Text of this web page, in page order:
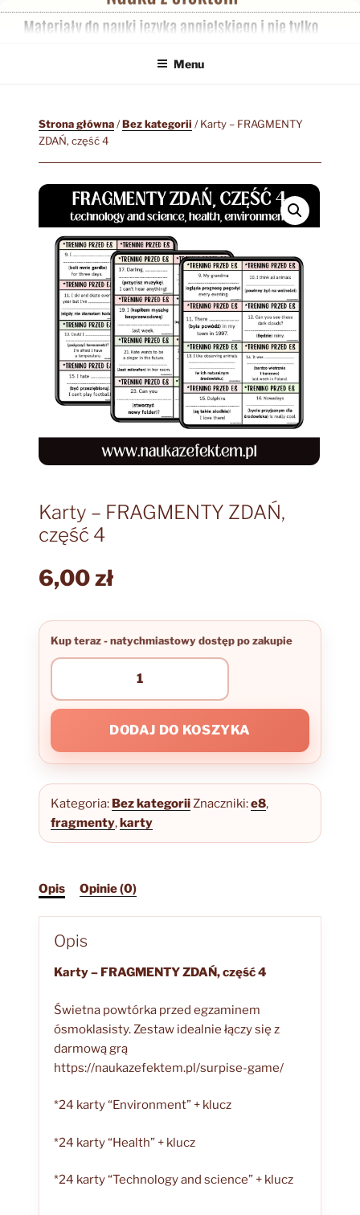
Przejdź
Menu
Strona główna/Bez kategorii / Karty – FRAGMENTY
ZDAŃ, część 4
Karty – FRAGMENTY ZDAŃ,
część 4
6,00zł
ilość
–
FRAGMENTY
ZDAŃ,
część
4
DODAJ DO KOSZYKA
Kategoria: Bez kategoriiZnaczniki:e8,
fragmenty,karty
Opis Opinie (0)
Opis
Karty – FRAGMENTY ZDAŃ, część 4
Świetna powtórka przed egzaminem
ósmoklasisty. Zestaw idealnie łączy się z
darmową grą
https://naukazefektem.pl/surpise-game/
*24 karty “Environment” + klucz
*24 karty “Health” + klucz
*24 karty “Technology and science” + klucz